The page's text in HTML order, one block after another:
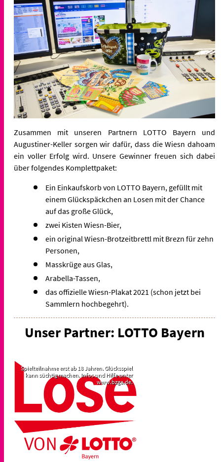
Zusammen mit unseren Partnern LOTTO Bayern und
Augustiner-Keller sorgen wir dafür, dass die Wiesn dahoam
ein voller Erfolg wird. Unsere Gewinner freuen sich dabei
über folgendes Komplettpaket:
Ein Einkaufskorb von LOTTO Bayern, gefüllt mit
einem Glückspäckchen an Losen mit der Chance
auf das große Glück,
zwei Kisten Wiesn-Bier,
ein original Wiesn-Brotzeitbrettl mit Brezn für zehn
Personen,
Masskrüge aus Glas,
Arabella-Tassen,
das offizielle Wiesn-Plakat 2021 (schon jetzt bei
Sammlern hochbegehrt).
Unser Partner: LOTTO Bayern
Spielteilnahme erst ab 18 Jahren. Glücksspiel
kann süchtig machen. Infos und Hilfe unter
www.bzga.de.